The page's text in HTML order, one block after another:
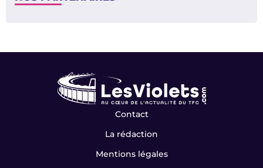
Contact
La rédaction
Mentions légales